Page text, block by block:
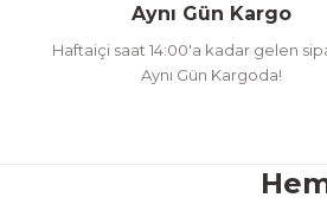
Aynı Gün Kargo
Haftaiçi saat 14:00'a kadar gelen
Aynı Gün Kargoda!